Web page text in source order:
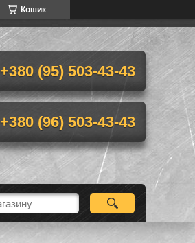
Кошик
+380 (95) 503-43-43
+380 (96) 503-43-43